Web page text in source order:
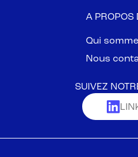
A PROPOS
Qui
Nous
SUIVEZ